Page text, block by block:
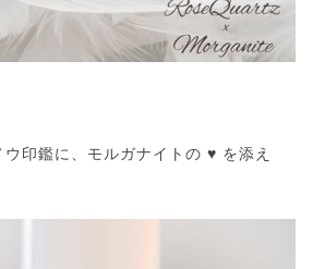
印鑑に、モルガナイトの ♥ を添え